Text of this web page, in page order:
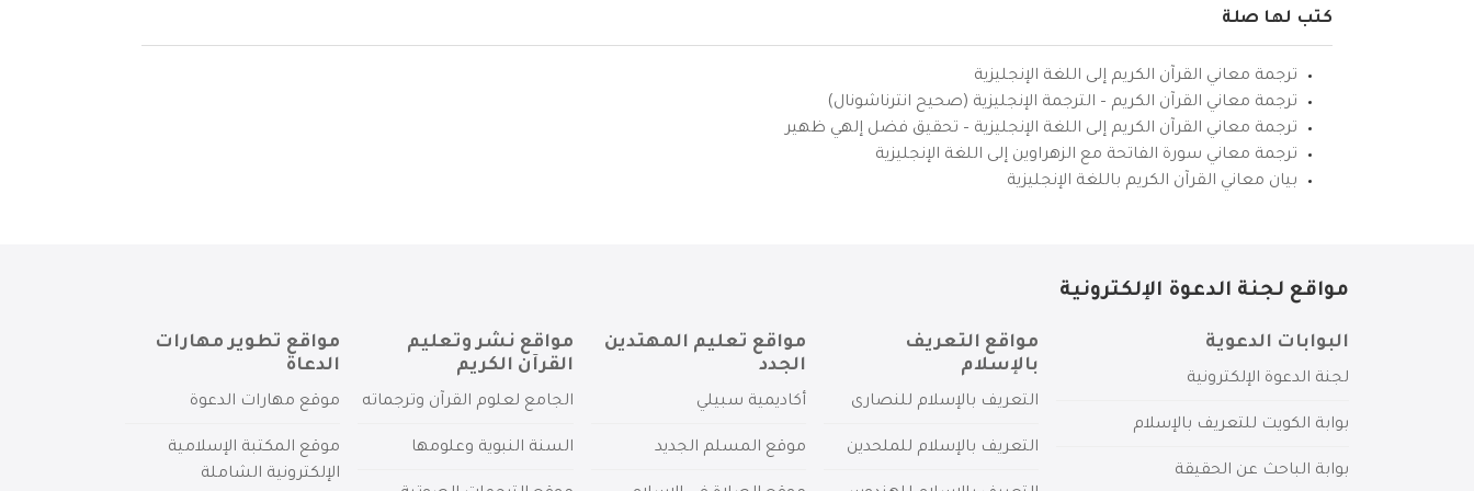
كتب لها صلة
ترجمة معاني القرآن الكريم إلى اللغة الإنجليزية
ترجمة معاني القرآن الكريم – الترجمة الإنجليزية (صحيح انترناشونال)
ترجمة معاني القرآن الكريم إلى اللغة الإنجليزية – تحقيق فضل إلهي ظهير
ترجمة معاني سورة الفاتحة مع الزهراوين إلى اللغة الإنجليزية
بيان معاني القرآن الكريم باللغة الإنجليزية
مواقع لجنة الدعوة الإلكترونية
البوابات الدعوية
لجنة الدعوة الإلكترونية
بوابة الكويت للتعريف بالإسلام
بوابة الباحث عن الحقيقة
مواقع التعريف
بالإسلام
التعريف بالإسلام للنصارى
التعريف بالإسلام للملحدين
مواقع تعليم المهتدين
الجدد
أكاديمية سبيلي
موقع المسلم الجديد
مواقع نشر وتعليم
القرآن الكريم
الجامع لعلوم القرآن وترجماته
السنة النبوية وعلومها
مواقع تطوير مهارات
الدعاة
موقع مهارات الدعوة
موقع المكتبة الإسلامية
الإلكترونية الشاملة